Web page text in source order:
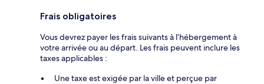
Frais obligatoires
Vous devrez payer les frais suivants à l’hébergement à
votre arrivée ou au départ. Les frais peuvent inclure les
taxes applicables :
Une taxe est exigée par la ville et perçue par